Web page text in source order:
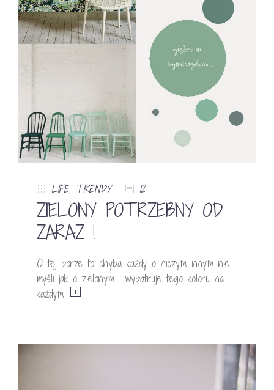
LIFE, TRENDY 12
ZIELONY POTRZEBNY OD
ZARAZ !
O tej porze to chyba każdy o niczym innym nie
myśli jak o zielonym i wypatruje tego koloru na
każdym